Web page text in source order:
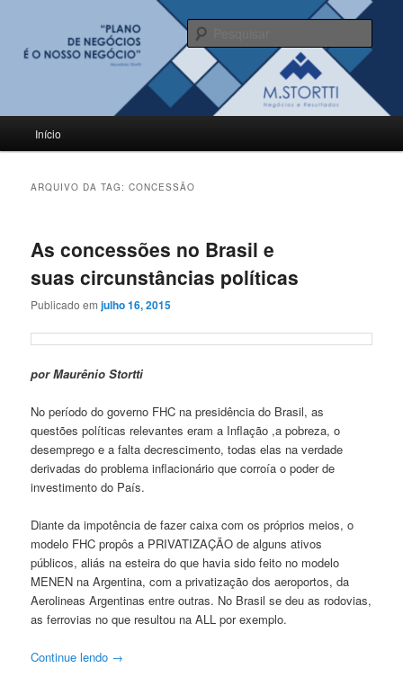
BLOG M.Stortti
principal
Início
ARQUIVO DA TAG:CONCESSÃO
As concessões no Brasil e
suas circunstâncias políticas
Publicado emjulho 16, 2015
por Maurênio Stortti
No período do governo FHC na presidência do Brasil, as
questões políticas relevantes eram a Inflação ,a pobreza, o
desemprego e a falta decrescimento, todas elas na verdade
derivadas do problema inflacionário que corroía o poder de
investimento do País.
Diante da impotência de fazer caixa com os próprios meios, o
modelo FHC propôs a PRIVATIZAÇÃO de alguns ativos
públicos, aliás na esteira do que havia sido feito no modelo
MENEN na Argentina, com a privatização dos aeroportos, da
Aerolineas Argentinas entre outras. No Brasil se deu as rodovias,
as ferrovias no que resultou na ALL por exemplo.
Continue lendo →